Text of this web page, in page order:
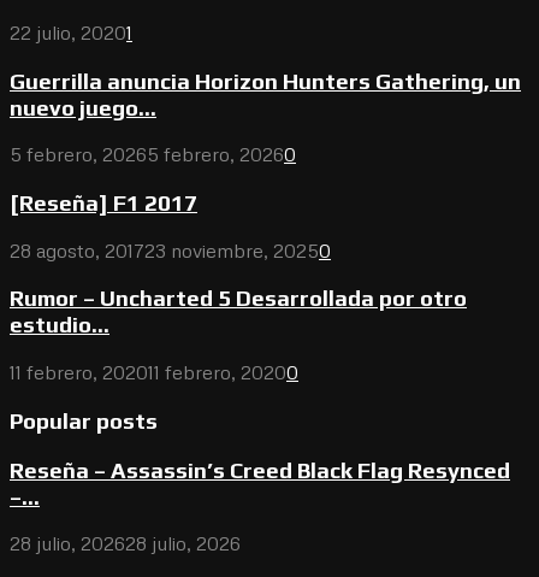
22 julio, 20201
Guerrilla anuncia Horizon Hunters Gathering, un
nuevo juego...
5 febrero, 20265 febrero, 20260
[Reseña] F1 2017
28 agosto, 201723 noviembre, 20250
Rumor – Uncharted 5 Desarrollada por otro
estudio...
11 febrero, 202011 febrero, 20200
Popular posts
Reseña – Assassin’s Creed Black Flag Resynced
–...
28 julio, 202628 julio, 2026